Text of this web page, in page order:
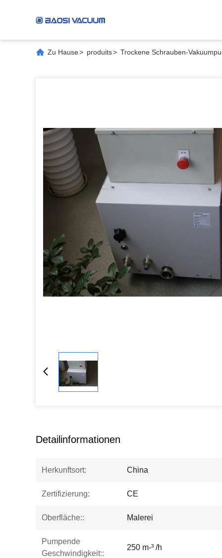
Zu Hause> produits> Trockene Schrauben-
Detailinformationen
Herkunftsort: China
Zertifizierung: CE
Oberfläche:: Malerei
Pumpende
Geschwindigkeit::
250 m-³ /h